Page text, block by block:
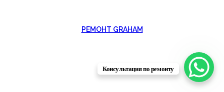
РЕМОНТ GRAHAM
Консультация по ремонту